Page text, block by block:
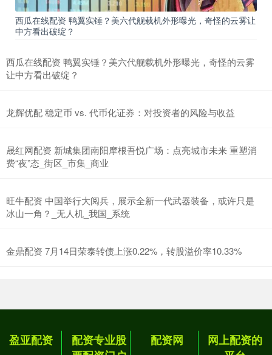
西瓜在线配资 鸭翼实锤？美六代舰载机外形曝光，奇怪的云雾让
中方看出破绽？
西瓜在线配资 鸭翼实锤？美六代舰载机外形曝光，奇怪的云雾
让中方看出破绽？
龙辉优配 稳定币 vs. 代币化证券：对投资者的风险与收益
晟红网配资 新城集团南阳摩根吾悦广场：点亮城市未来 重塑消
费“夜”态_街区_市集_商业
旺牛配资 中国举行大阅兵，展示全新一代武器装备，或许只是
冰山一角？_无人机_我国_系统
金鼎配资 7月14日荣泰转债上涨0.22%，转股溢价率10.33%
盈亚配资
配资专业股
配资网
网上配资的